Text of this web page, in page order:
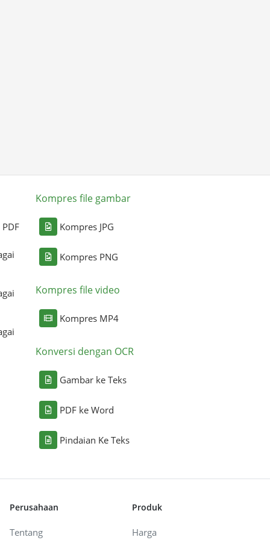
Kompres file gambar
Kompres JPG
Kompres PNG
Kompres file video
Kompres MP4
Konversi dengan OCR
Gambar ke Teks
PDF ke Word
Pindaian Ke Teks
Perusahaan
Tentang
Produk
Harga